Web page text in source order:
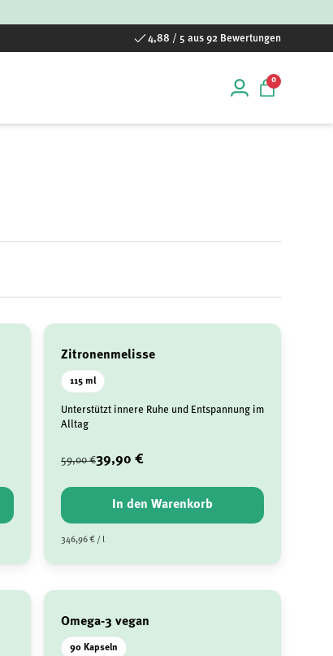
4,88 / 5 aus 92 Bewertungen
Einloggen
00 Artikel
Zitronenmelisse
115 ml
Unterstützt innere Ruhe und Entspannung im
Alltag
59,00 €39,90 €
In den Warenkorb
346,96 € / l
Omega-3 vegan
90 Kapseln